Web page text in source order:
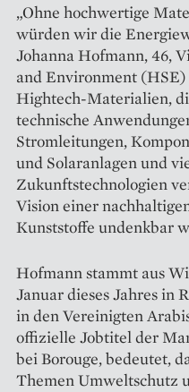
„Ohne hochwertige
würden wir die
Johanna Hofmann, 46,
and Environment
Hightech-Materialien,
technische
Stromleitungen,
und Solaranlagen und
Zukunftstechnologien
Vision einer
Kunststoffe undenkbar
Hofmann stammt aus
Januar dieses Jahres in
in den Vereinigten
offizielle Jobtitel der
bei Borouge, bedeutet,
Themen Umweltschutz